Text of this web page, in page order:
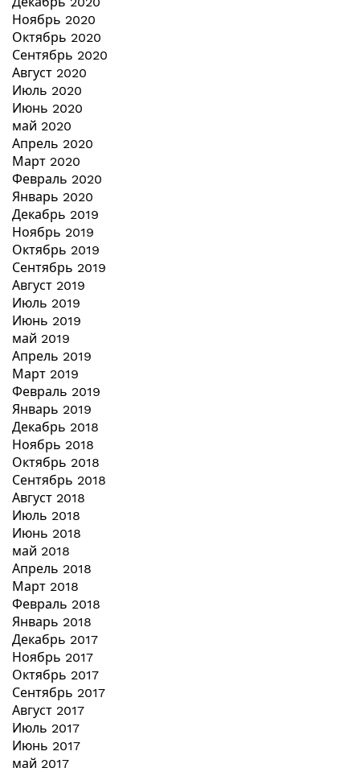
Ноябрь 2020
Октябрь 2020
Сентябрь 2020
Август 2020
Июль 2020
Июнь 2020
май 2020
Апрель 2020
Март 2020
Февраль 2020
Январь 2020
Декабрь 2019
Ноябрь 2019
Октябрь 2019
Сентябрь 2019
Август 2019
Июль 2019
Июнь 2019
май 2019
Апрель 2019
Март 2019
Февраль 2019
Январь 2019
Декабрь 2018
Ноябрь 2018
Октябрь 2018
Сентябрь 2018
Август 2018
Июль 2018
Июнь 2018
май 2018
Апрель 2018
Март 2018
Февраль 2018
Январь 2018
Декабрь 2017
Ноябрь 2017
Октябрь 2017
Сентябрь 2017
Август 2017
Июль 2017
Июнь 2017
май 2017